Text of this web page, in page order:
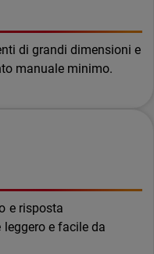
di grandi dimensioni e
manuale minimo.
e risposta
e facile da